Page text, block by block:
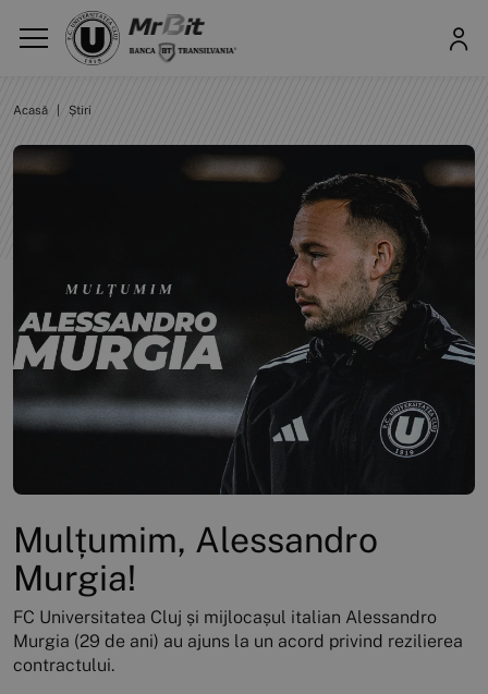
Acasă Știri
Mulțumim, Alessandro
Murgia!
FC Universitatea Cluj și mijlocașul italian Alessandro
Murgia (29 de ani) au ajuns la un acord privind rezilierea
contractului.